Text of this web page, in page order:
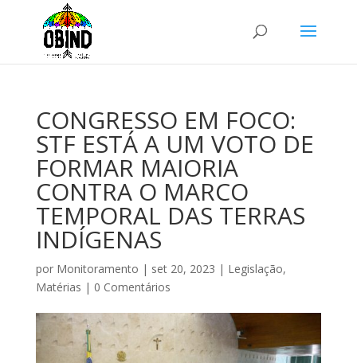
CONGRESSO EM FOCO:
STF ESTÁ A UM VOTO DE
FORMAR MAIORIA
CONTRA O MARCO
TEMPORAL DAS TERRAS
INDÍGENAS
por Monitoramento | set 20, 2023 | Legislação,
Matérias | 0 Comentários